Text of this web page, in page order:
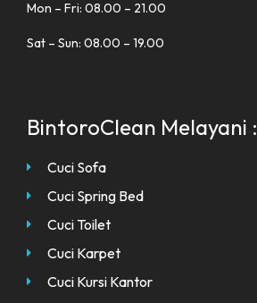
Mon – Fri: 08.00 – 21.00
Sat – Sun: 08.00 – 19.00
BintoroClean Melayani :
Cuci Sofa
Cuci Spring Bed
Cuci Toilet
Cuci Karpet
Cuci Kursi Kantor